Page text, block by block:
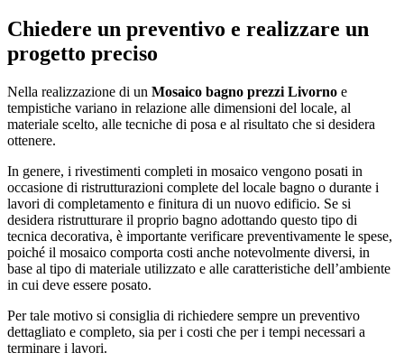
Chiedere un preventivo e realizzare un
progetto preciso
Nella realizzazione di un Mosaico bagno prezzi Livorno e
tempistiche variano in relazione alle dimensioni del locale, al
materiale scelto, alle tecniche di posa e al risultato che si desidera
ottenere.
In genere, i rivestimenti completi in mosaico vengono posati in
occasione di ristrutturazioni complete del locale bagno o durante i
lavori di completamento e finitura di un nuovo edificio. Se si
desidera ristrutturare il proprio bagno adottando questo tipo di
tecnica decorativa, è importante verificare preventivamente le spese,
poiché il mosaico comporta costi anche notevolmente diversi, in
base al tipo di materiale utilizzato e alle caratteristiche dell’ambiente
in cui deve essere posato.
Per tale motivo si consiglia di richiedere sempre un preventivo
dettagliato e completo, sia per i costi che per i tempi necessari a
terminare i lavori.